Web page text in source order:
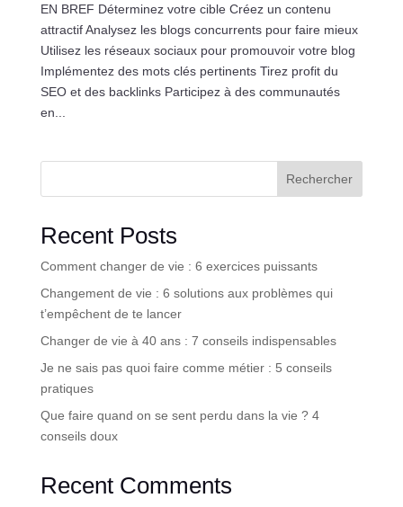
EN BREF Déterminez votre cible Créez un contenu
attractif Analysez les blogs concurrents pour faire mieux
Utilisez les réseaux sociaux pour promouvoir votre blog
Implémentez des mots clés pertinents Tirez profit du
SEO et des backlinks Participez à des communautés
en...
Rechercher
Recent Posts
Comment changer de vie : 6 exercices puissants
Changement de vie : 6 solutions aux problèmes qui
t’empêchent de te lancer
Changer de vie à 40 ans : 7 conseils indispensables
Je ne sais pas quoi faire comme métier : 5 conseils
pratiques
Que faire quand on se sent perdu dans la vie ? 4
conseils doux
Recent Comments